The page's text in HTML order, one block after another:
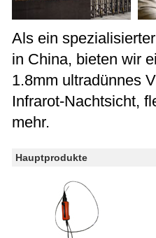
Als ein
in China, bieten wir
1.8mm ultradünnes
Infrarot-Nachtsicht,
mehr.
Hauptprodukte